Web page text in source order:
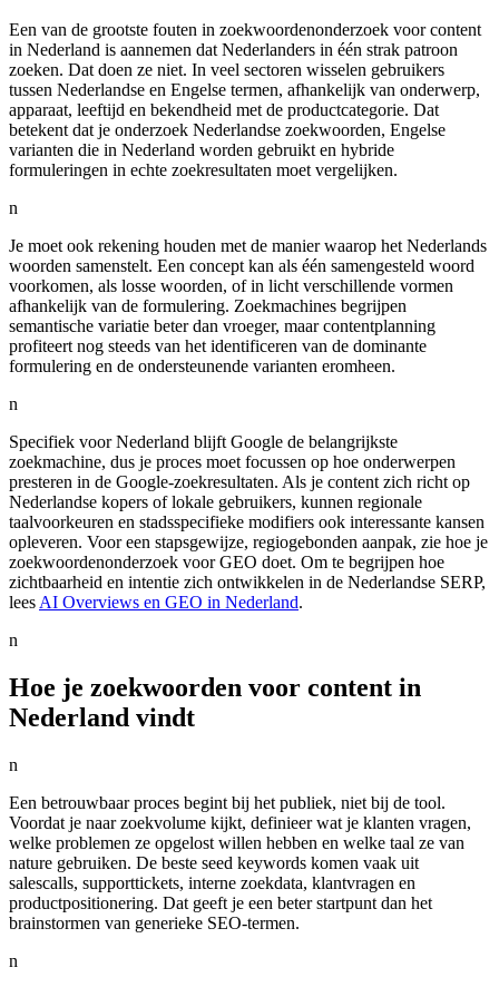
Een van de grootste fouten in zoekwoordenonderzoek voor content
in Nederland is aannemen dat Nederlanders in één strak patroon
zoeken. Dat doen ze niet. In veel sectoren wisselen gebruikers
tussen Nederlandse en Engelse termen, afhankelijk van onderwerp,
apparaat, leeftijd en bekendheid met de productcategorie. Dat
betekent dat je onderzoek Nederlandse zoekwoorden, Engelse
varianten die in Nederland worden gebruikt en hybride
formuleringen in echte zoekresultaten moet vergelijken.
n
Je moet ook rekening houden met de manier waarop het Nederlands
woorden samenstelt. Een concept kan als één samengesteld woord
voorkomen, als losse woorden, of in licht verschillende vormen
afhankelijk van de formulering. Zoekmachines begrijpen
semantische variatie beter dan vroeger, maar contentplanning
profiteert nog steeds van het identificeren van de dominante
formulering en de ondersteunende varianten eromheen.
n
Specifiek voor Nederland blijft Google de belangrijkste
zoekmachine, dus je proces moet focussen op hoe onderwerpen
presteren in de Google-zoekresultaten. Als je content zich richt op
Nederlandse kopers of lokale gebruikers, kunnen regionale
taalvoorkeuren en stadsspecifieke modifiers ook interessante kansen
opleveren. Voor een stapsgewijze, regiogebonden aanpak, zie hoe je
zoekwoordenonderzoek voor GEO doet. Om te begrijpen hoe
zichtbaarheid en intentie zich ontwikkelen in de Nederlandse SERP,
lees AI Overviews en GEO in Nederland.
n
Hoe je zoekwoorden voor content in
Nederland vindt
n
Een betrouwbaar proces begint bij het publiek, niet bij de tool.
Voordat je naar zoekvolume kijkt, definieer wat je klanten vragen,
welke problemen ze opgelost willen hebben en welke taal ze van
nature gebruiken. De beste seed keywords komen vaak uit
salescalls, supporttickets, interne zoekdata, klantvragen en
productpositionering. Dat geeft je een beter startpunt dan het
brainstormen van generieke SEO-termen.
n